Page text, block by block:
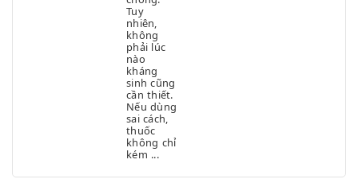
Tuy
nhiên,
không
phải lúc
nào
kháng
sinh cũng
cần thiết.
Nếu dùng
sai cách,
thuốc
không chỉ
kém ...